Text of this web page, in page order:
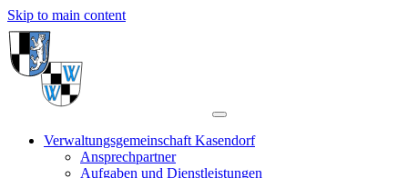
Skip to main content
Verwaltungsgemeinschaft Kasendorf
Ansprechpartner
Aufgaben und Dienstleistungen